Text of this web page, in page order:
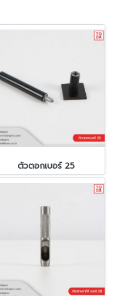
ตัวตอกเบอร์ 25